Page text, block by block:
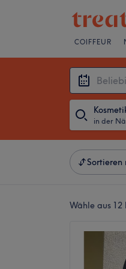
COIFFEUR
Sortieren
Wähle aus 12